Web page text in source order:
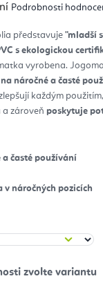
Podrobnosti
představuje"mladší
s ekologickou
vyrobena.
na náročné a časté
každým
a zároveňposkytuje
a časté používání
náročných pozicích